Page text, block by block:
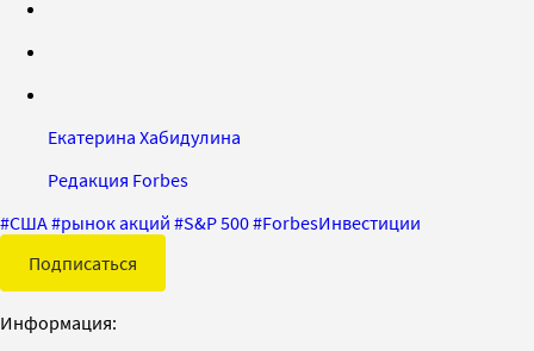
Екатерина Хабидулина
Редакция Forbes
#США#рынок акций #S&P 500#ForbesИнвестиции
Подписаться
Информация: